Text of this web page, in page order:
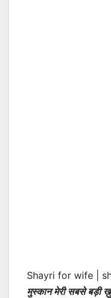
Shayri for wife |
मुस्कान मेरी सबसे बड़ी